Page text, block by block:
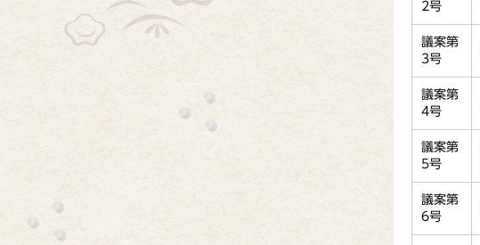
2号
議案第
3号
議案第
4号
議案第
5号
議案第
6号